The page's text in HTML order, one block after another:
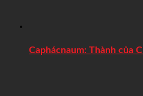
Caphácnaum: Thành của